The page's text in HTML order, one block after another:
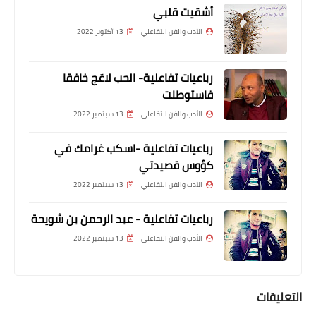
أشقيت قلبي
الأدب والفن التفاعلي 13 أكتوبر 2022
رباعيات تفاعلية- الحب لاعَج خافقا
فاستوطنت
الأدب والفن التفاعلي 13 سبتمبر 2022
رباعيات تفاعلية -اسكب غرامك في
كؤوس قصيدتي
الأدب والفن التفاعلي 13 سبتمبر 2022
رباعيات تفاعلية - عبد الرحمن بن شويحة
الأدب والفن التفاعلي 13 سبتمبر 2022
التعليقات